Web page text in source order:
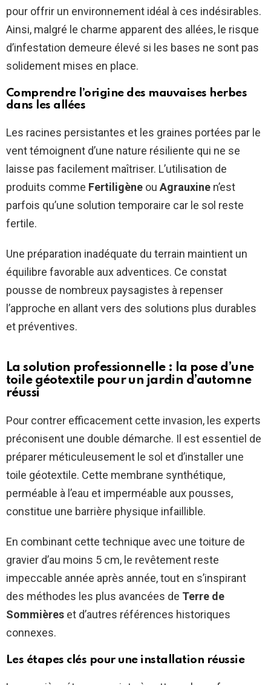
pour offrir un environnement idéal à ces indésirables.
Ainsi, malgré le charme apparent des allées, le risque
d’infestation demeure élevé si les bases ne sont pas
solidement mises en place.
Comprendre l’origine des mauvaises herbes
dans les allées
Les racines persistantes et les graines portées par le
vent témoignent d’une nature résiliente qui ne se
laisse pas facilement maîtriser. L’utilisation de
produits comme Fertiligène ou Agrauxine n’est
parfois qu’une solution temporaire car le sol reste
fertile.
Une préparation inadéquate du terrain maintient un
équilibre favorable aux adventices. Ce constat
pousse de nombreux paysagistes à repenser
l’approche en allant vers des solutions plus durables
et préventives.
La solution professionnelle : la pose d’une
toile géotextile pour un jardin d’automne
réussi
Pour contrer efficacement cette invasion, les experts
préconisent une double démarche. Il est essentiel de
préparer méticuleusement le sol et d’installer une
toile géotextile. Cette membrane synthétique,
perméable à l’eau et imperméable aux pousses,
constitue une barrière physique infaillible.
En combinant cette technique avec une toiture de
gravier d’au moins 5 cm, le revêtement reste
impeccable année après année, tout en s’inspirant
des méthodes les plus avancées de Terre de
Sommières et d’autres références historiques
connexes.
Les étapes clés pour une installation réussie